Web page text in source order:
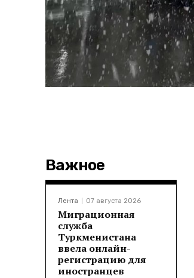
Важное
Лента 07 августа 2026
Миграционная
служба
Туркменистана
ввела онлайн-
регистрацию для
иностранцев